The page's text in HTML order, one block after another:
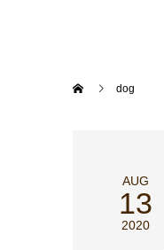
dog
AUG
13
2020